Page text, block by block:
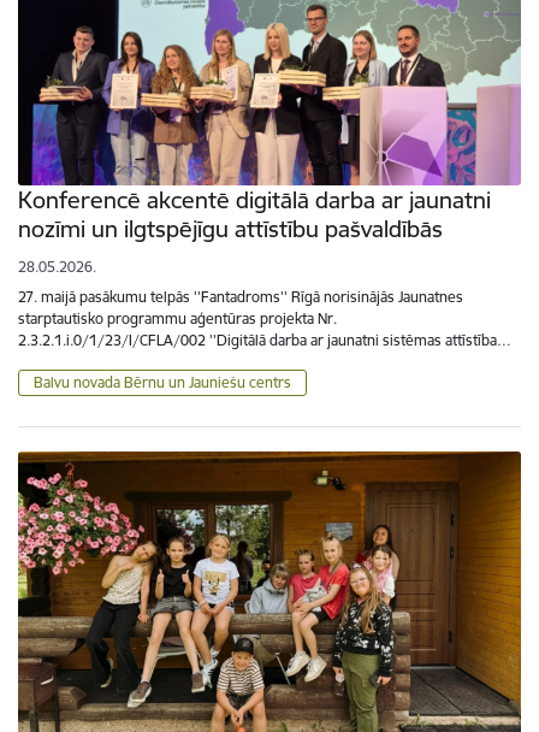
Konferencē akcentē digitālā darba ar jaunatni
nozīmi un ilgtspējīgu attīstību pašvaldībās
28.05.2026.
27. maijā pasākumu telpās ''Fantadroms'' Rīgā norisinājās Jaunatnes
starptautisko programmu aģentūras projekta Nr.
2.3.2.1.i.0/1/23/I/CFLA/002 ''Digitālā darba ar jaunatni sistēmas attīstība…
Balvu novada Bērnu un Jauniešu centrs